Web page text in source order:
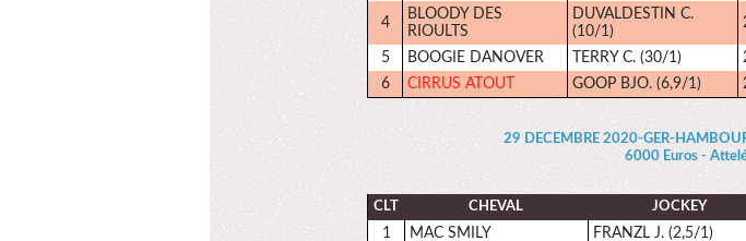
4
BLOODY DES
RIOULTS
DUVALDESTIN C.
(10/1)
5 BOOGIE DANOVER TERRY C. (30/1)
6
CIRRUS ATOUT GOOP BJO. (6,9/1)
29 DECEMBRE 2020-GER-
6000 Euros -
CLT CHEVAL JOCKEY
1 MAC SMILY FRANZL J. (2,5/1)